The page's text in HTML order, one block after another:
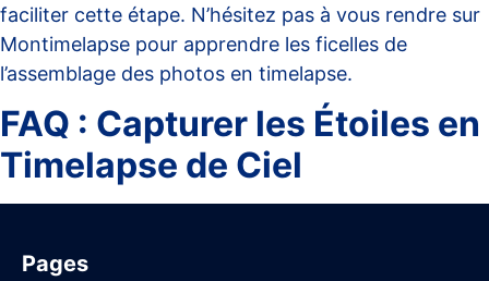
faciliter cette étape. N’hésitez pas à vous rendre sur
Montimelapse pour apprendre les ficelles de
l’assemblage des photos en timelapse.
FAQ : Capturer les Étoiles en
Timelapse de Ciel
Pages